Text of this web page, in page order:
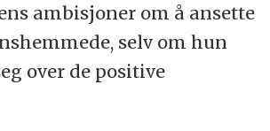
ambisjoner om å ansette
selv om hun
over de positive